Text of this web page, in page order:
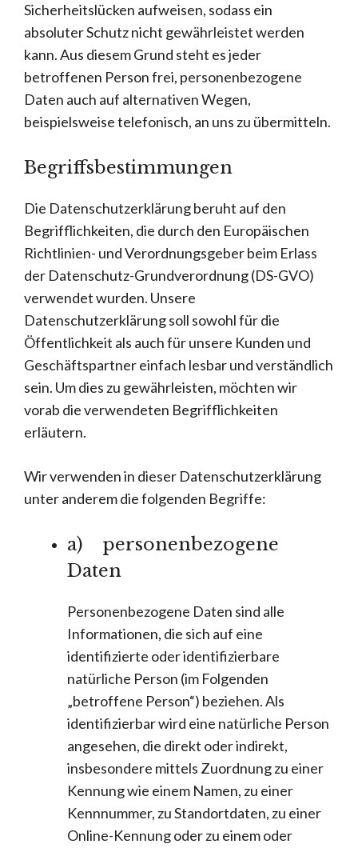
Sicherheitslücken aufweisen, sodass ein
absoluter Schutz nicht gewährleistet werden
kann. Aus diesem Grund steht es jeder
betroffenen Person frei, personenbezogene
Daten auch auf alternativen Wegen,
beispielsweise telefonisch, an uns zu übermitteln.
Begriffsbestimmungen
Die Datenschutzerklärung beruht auf den
Begrifflichkeiten, die durch den Europäischen
Richtlinien- und Verordnungsgeber beim Erlass
der Datenschutz-Grundverordnung (DS-GVO)
verwendet wurden. Unsere
Datenschutzerklärung soll sowohl für die
Öffentlichkeit als auch für unsere Kunden und
Geschäftspartner einfach lesbar und verständlich
sein. Um dies zu gewährleisten, möchten wir
vorab die verwendeten Begrifflichkeiten
erläutern.
Wir verwenden in dieser Datenschutzerklärung
unter anderem die folgenden Begriffe:
a) personenbezogene
Daten
Personenbezogene Daten sind alle
Informationen, die sich auf eine
identifizierte oder identifizierbare
natürliche Person (im Folgenden
„betroffene Person“) beziehen. Als
identifizierbar wird eine natürliche Person
angesehen, die direkt oder indirekt,
insbesondere mittels Zuordnung zu einer
Kennung wie einem Namen, zu einer
Kennnummer, zu Standortdaten, zu einer
Online-Kennung oder zu einem oder